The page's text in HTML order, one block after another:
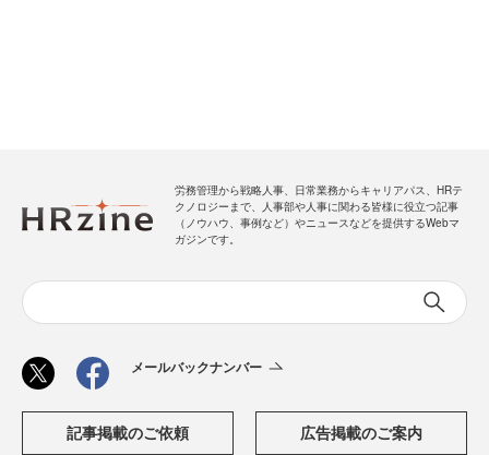
労務管理から戦略人事、日常業務からキャリアパス、HRテ
クノロジーまで、人事部や人事に関わる皆様に役立つ記事
（ノウハウ、事例など）やニュースなどを提供するWebマ
ガジンです。
メールバックナンバー
記事掲載のご依頼 広告掲載のご案内